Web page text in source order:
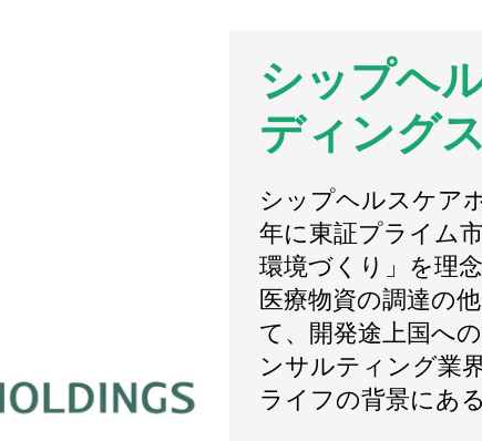
シップヘ
ディング
シップヘルスケア
年に東証プライム
環境づくり」を理
医療物資の調達の
て、開発途上国へ
ンサルティング業
ライフの背景にあ